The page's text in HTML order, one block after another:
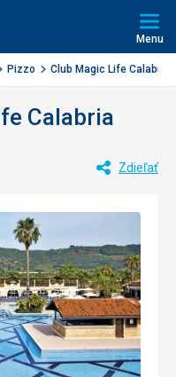
Menu
Pizzo Club Magic Life Calabr...
Calabria
Zdieľať